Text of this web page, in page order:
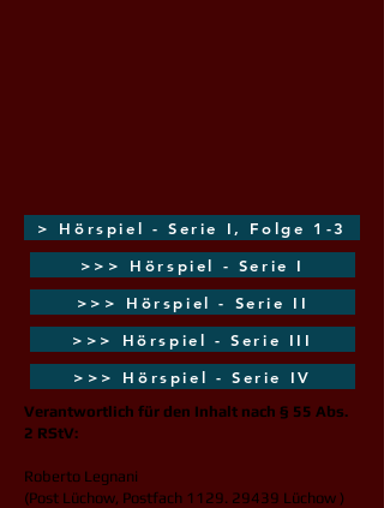
> Hörspiel - Serie I, Folge 1-3
>>> Hörspiel - Serie I
>>> Hörspiel - Serie II
>>> Hörspiel - Serie III
>>> Hörspiel - Serie IV
Verantwortlich für den Inhalt nach § 55 Abs.
2 RStV:
Roberto Legnani
(Post Lüchow, Postfach 1129. 29439 Lüchow )